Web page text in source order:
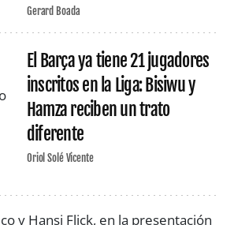
Gerard Boada
El Barça ya tiene 21 jugadores
inscritos en la Liga: Bisiwu y
Hamza reciben un trato
diferente
Oriol Solé Vicente